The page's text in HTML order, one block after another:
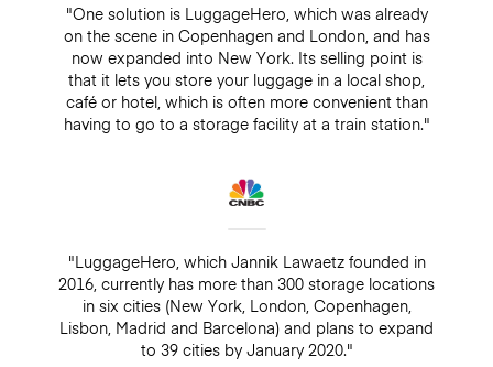
"One solution is LuggageHero, which was already
on the scene in Copenhagen and London, and has
now expanded into New York. Its selling point is
that it lets you store your luggage in a local shop,
café or hotel, which is often more convenient than
having to go to a storage facility at a train station."
"LuggageHero, which Jannik Lawaetz founded in
2016, currently has more than 300 storage locations
in six cities (New York, London, Copenhagen,
Lisbon, Madrid and Barcelona) and plans to expand
to 39 cities by January 2020."